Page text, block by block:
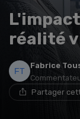
réalité
Fabrice
Partager